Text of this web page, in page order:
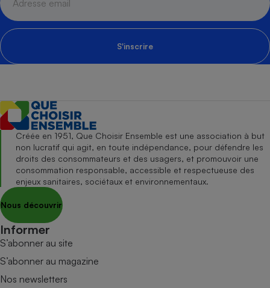
S'inscrire
Créée en 1951, Que Choisir Ensemble est une association à but
non lucratif qui agit, en toute indépendance, pour défendre les
droits des consommateurs et des usagers, et promouvoir une
consommation responsable, accessible et respectueuse des
enjeux sanitaires, sociétaux et environnementaux.
Nous découvrir
Informer
S’abonner au site
S’abonner au magazine
Nos newsletters